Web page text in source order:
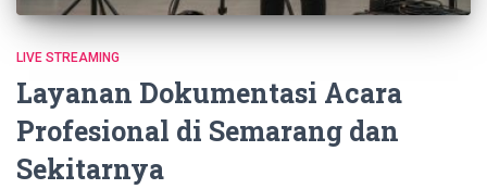
LIVE STREAMING
Layanan Dokumentasi Acara
Profesional di Semarang dan
Sekitarnya